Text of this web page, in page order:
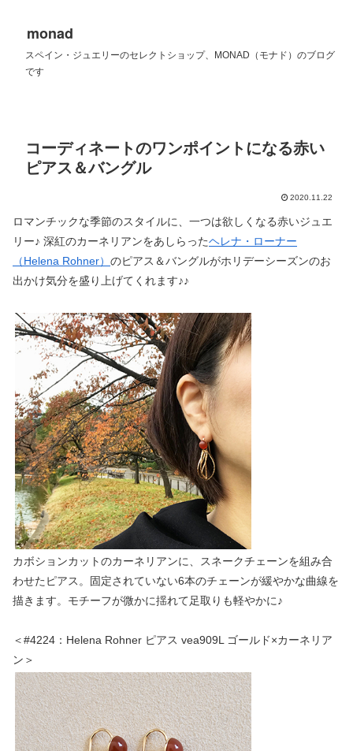
monad
スペイン・ジュエリーのセレクトショップ、MONAD（モナド）のブログ
です
コーディネートのワンポイントになる赤い
ピアス＆バングル
2020.11.22
ロマンチックな季節のスタイルに、一つは欲しくなる赤いジュエ
リー♪ 深紅のカーネリアンをあしらったヘレナ・ローナー
（Helena Rohner） のピアス＆バングルがホリデーシーズンのお
出かけ気分を盛り上げてくれます♪♪
カボションカットのカーネリアンに、スネークチェーンを組み合
わせたピアス。固定されていない6本のチェーンが緩やかな曲線を
描きます。モチーフが微かに揺れて足取りも軽やかに♪
＜#4224：Helena Rohner ピアス vea909L ゴールド×カーネリア
ン＞